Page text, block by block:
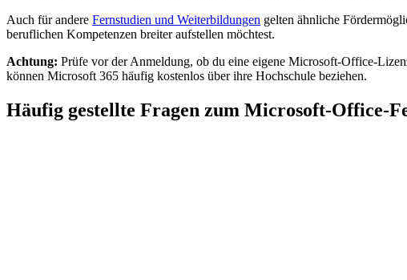
Auch für andere Fernstudien und Weiterbildungen gelten ähnliche
beruflichen Kompetenzen breiter aufstellen möchtest.
Achtung: Prüfe vor der Anmeldung, ob du eine eigene Microsoft-Office-
können Microsoft 365 häufig kostenlos über ihre Hochschule beziehen.
Häufig gestellte Fragen zum Microsoft-Office-